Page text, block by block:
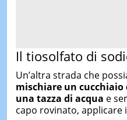
Il tiosolfato di
Un’altra strada che
mischiare un
una tazza di acqua e
capo rovinato, applicare